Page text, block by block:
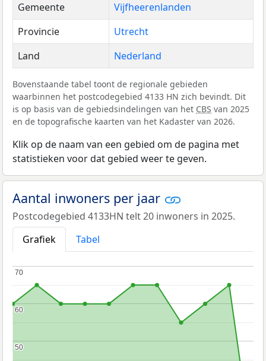
Gemeente
Vijfheerenlanden
Provincie
Utrecht
Land
Nederland
Bovenstaande tabel toont de regionale gebieden
waarbinnen het postcodegebied 4133 HN zich bevindt. Dit
is op basis van de gebiedsindelingen van het CBS van 2025
en de topografische kaarten van het Kadaster van 2026.
Klik op de naam van een gebied om de pagina met
statistieken voor dat gebied weer te geven.
Aantal inwoners per jaar
Postcodegebied 4133HN telt 20 inwoners in 2025.
Grafiek
Tabel
50
50
60
60
70
70